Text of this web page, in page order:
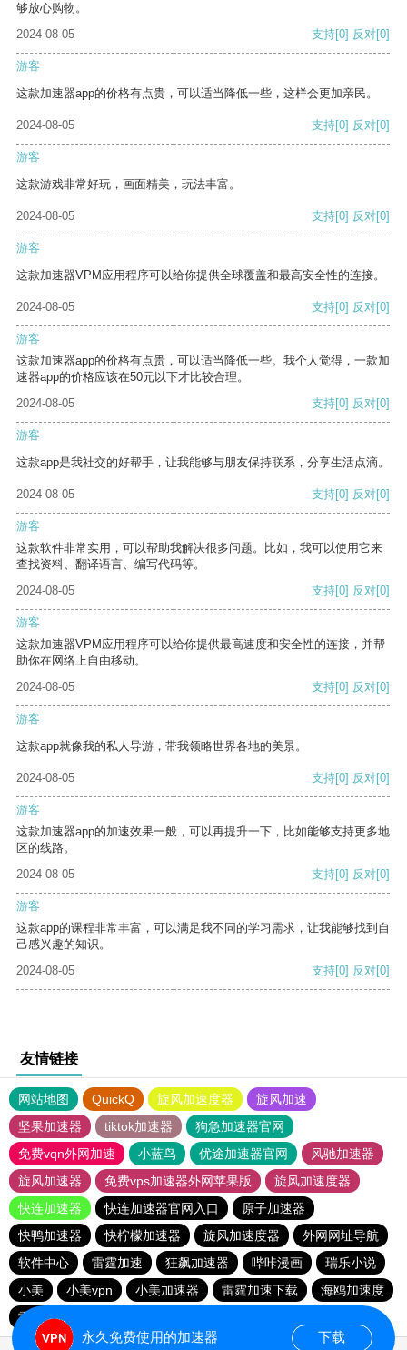
够放心购物。
2024-08-05
支持[0] 反对[0]
游客
这款加速器app的价格有点贵，可以适当降低一些，这样会更加亲民。
2024-08-05 支持[0] 反对[0]
游客
这款游戏非常好玩，画面精美，玩法丰富。
2024-08-05 支持[0] 反对[0]
游客
这款加速器VPM应用程序可以给你提供全球覆盖和最高安全性的连接。
2024-08-05 支持[0] 反对[0]
游客
这款加速器app的价格有点贵，可以适当降低一些。我个人觉得，一款加
速器app的价格应该在50元以下才比较合理。
2024-08-05
支持[0] 反对[0]
游客
这款app是我社交的好帮手，让我能够与朋友保持联系，分享生活点滴。
2024-08-05 支持[0] 反对[0]
游客
这款软件非常实用，可以帮助我解决很多问题。比如，我可以使用它来
查找资料、翻译语言、编写代码等。
2024-08-05
支持[0] 反对[0]
游客
这款加速器VPM应用程序可以给你提供最高速度和安全性的连接，并帮
助你在网络上自由移动。
2024-08-05
支持[0] 反对[0]
游客
这款app就像我的私人导游，带我领略世界各地的美景。
2024-08-05 支持[0] 反对[0]
游客
这款加速器app的加速效果一般，可以再提升一下，比如能够支持更多地
区的线路。
2024-08-05
支持[0] 反对[0]
游客
这款app的课程非常丰富，可以满足我不同的学习需求，让我能够找到自
己感兴趣的知识。
2024-08-05
支持[0] 反对[0]
友情链接
网站地图 QuickQ 旋风加速度器
旋风加速
坚果加速器
tiktok加速器
狗急加速器官网
免费vqn外网加速
小蓝鸟 优途加速器官网
风驰加速器
旋风加速器
免费vps加速器外网苹果版
旋风加速度器
快连加速器
快连加速器官网入口
原子加速器
快鸭加速器
快柠檬加速器 旋风加速度器
外网网址导航
软件中心
雷霆加速 狂飙加速器 哔咔漫画
瑞乐小说
小美
小美vpn 小美加速器 雷霆加速下载
海鸥加速度
雷霆加速版ins
永久免费使用的加速器 下载